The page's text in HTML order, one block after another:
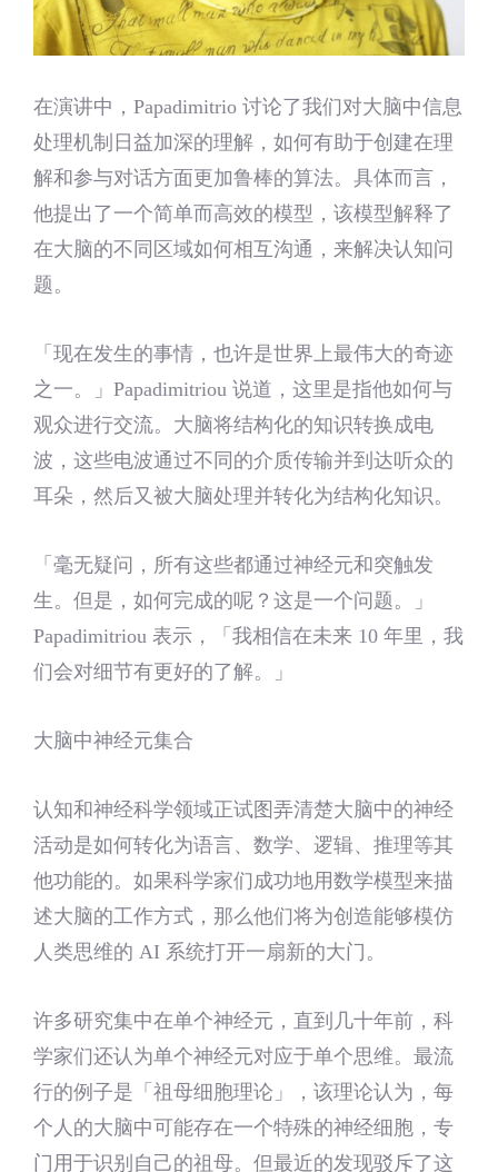
在演讲中，Papadimitrio 讨论了我们对大脑中信息
处理机制日益加深的理解，如何有助于创建在理
解和参与对话方面更加鲁棒的算法。具体而言，
他提出了一个简单而高效的模型，该模型解释了
在大脑的不同区域如何相互沟通，来解决认知问
题。
「现在发生的事情，也许是世界上最伟大的奇迹
之一。」Papadimitriou 说道，这里是指他如何与
观众进行交流。大脑将结构化的知识转换成电
波，这些电波通过不同的介质传输并到达听众的
耳朵，然后又被大脑处理并转化为结构化知识。
「毫无疑问，所有这些都通过神经元和突触发
生。但是，如何完成的呢？这是一个问题。」
Papadimitriou 表示，「我相信在未来 10 年里，我
们会对细节有更好的了解。」
大脑中神经元集合
认知和神经科学领域正试图弄清楚大脑中的神经
活动是如何转化为语言、数学、逻辑、推理等其
他功能的。如果科学家们成功地用数学模型来描
述大脑的工作方式，那么他们将为创造能够模仿
人类思维的 AI 系统打开一扇新的大门。
许多研究集中在单个神经元，直到几十年前，科
学家们还认为单个神经元对应于单个思维。最流
行的例子是「祖母细胞理论」，该理论认为，每
个人的大脑中可能存在一个特殊的神经细胞，专
门用于识别自己的祖母。但最近的发现驳斥了这